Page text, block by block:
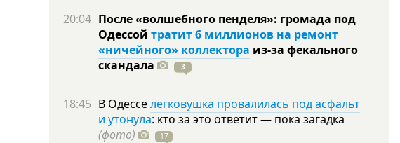
20:04 После «волшебного пенделя»: громада под
Одессой тратит 6 миллионов на ремонт
«ничейного» коллектора из-за фекального
скандала
3
18:45 В Одесселегковушка провалилась под асфальт
и утонула: кто за это ответит — пока загадка
(фото)
17